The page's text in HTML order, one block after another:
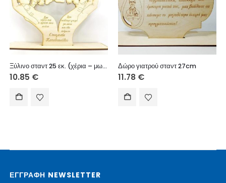
Ξύλινο σταντ 25 εκ. (χέρια – μωρά)
10.85 €
Δώρο γιατρού σταντ 27cm
11.78 €
ΕΓΓΡΑΦΗ NEWSLETTER